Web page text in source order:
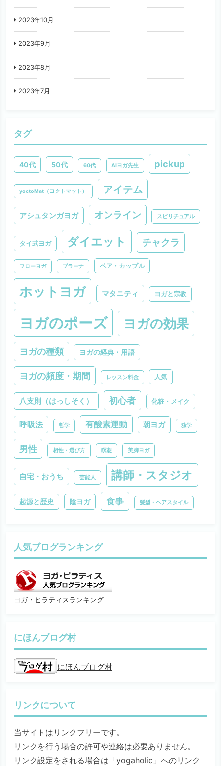
2023年10月
2023年9月
2023年8月
2023年7月
タグ
40代 50代 60代 AIヨガ先生 pickup
yoctoMat（ヨクトマット） アイテム
アシュタンガヨガ オンライン スピリチュアル
タイ式ヨガ ダイエット チャクラ
フローヨガ プラーナ ペア・カップル
ホットヨガ マタニティ ヨガと宗教
ヨガのポーズ ヨガの効果
ヨガの種類 ヨガの経典・用語
ヨガの頻度・期間 レッスン料金 人気
八支則（はっしそく） 初心者 化粧・メイク
呼吸法 哲学 有酸素運動 朝ヨガ 独学
男性 相性・選び方 瞑想 美脚ヨガ
自宅・おうち 芸能人 講師・スタジオ
起源と歴史 陰ヨガ 食事 髪型・ヘアスタイル
人気ブログランキング
ヨガ・ピラティスランキング
にほんブログ村
にほんブログ村
リンクについて
当サイトはリンクフリーです。
リンクを行う場合の許可や連絡は必要ありません。
リンク設定をされる場合は「yogaholic」へのリンク